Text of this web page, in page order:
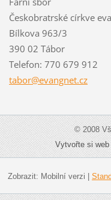
Českobratrské církve
Bílkova 963/3
390 02 Tábor
Telefon: 770 679 912
tabor@evangnet.cz
© 2008
Vytvořte si web
Zobrazit: Mobilní verzi |